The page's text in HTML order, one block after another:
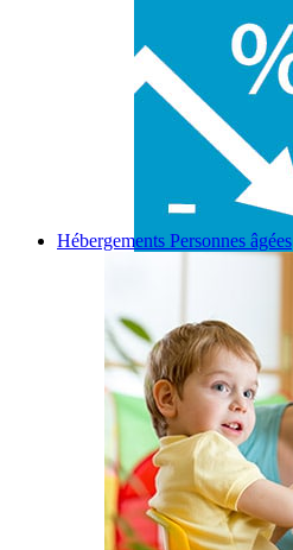
Permalink
Hébergements Personnes âgées